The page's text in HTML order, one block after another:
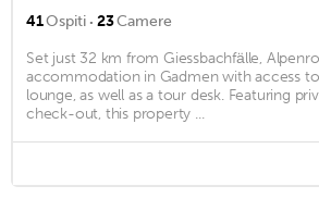
41Ospiti · 23Camere
Set just 32 km from Giessbachfälle,
accommodation in Gadmen with access to
lounge, as well as a tour desk. Featuring
check-out, this property ...